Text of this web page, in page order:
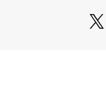
1枚で華やかに着ていた
パールのアクセサリー